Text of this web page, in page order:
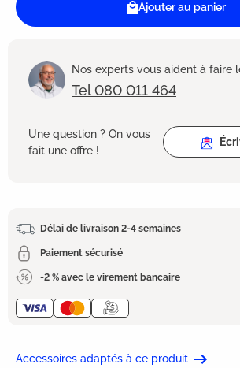
Ajouter au panier
Nos experts vous aident à faire
Tel 080 011 464
Une question ? On vous
fait une offre !
Délai de livraison 2-4 semaines
Paiement sécurisé
-2 % avec le virement bancaire
Accessoires adaptés à ce produit